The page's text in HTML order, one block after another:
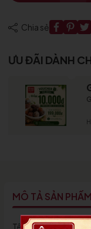
Chia sẻ
ƯU ĐÃI DÀNH
MÔ TẢ SẢN PHẨM
Tên sản phẩm:Mơ